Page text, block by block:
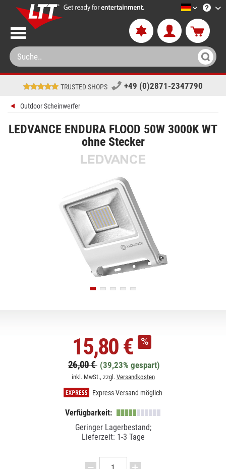
LTT-
TRUSTED SHOPS +49 (0)2871-2347790
Outdoor Scheinwerfer
LEDVANCE ENDURA FLOOD 50W 3000K WT
ohne Stecker
15,80 €
26,00 € (39,23% gespart)
inkl. MwSt., zzgl. Versandkosten
Express-Versand möglich
Verfügbarkeit:
Geringer Lagerbestand;
Lieferzeit: 1-3 Tage